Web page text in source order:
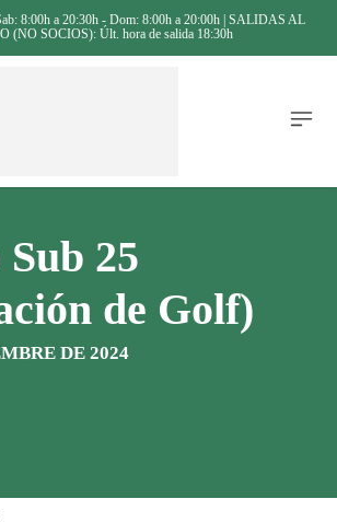
8:00h a 20:30h - Dom: 8:00h a 20:00h | SALIDAS AL
(NO SOCIOS): Últ. hora de salida 18:30h
25
de Golf)
DE 2024